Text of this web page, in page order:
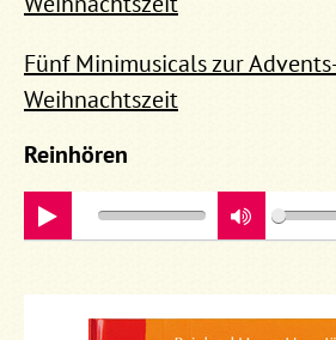
Fünf Minimusicals zur
Weihnachtszeit
Reinhören